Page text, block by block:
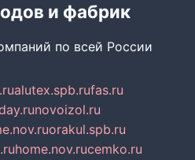
и фабрик
по всей России
alutex.spb.rufas.ru
novoizol.ru
orakul.spb.ru
home.nov.rucemko.ru